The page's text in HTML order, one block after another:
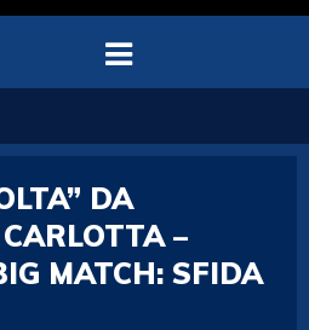
DA
–
MATCH: SFIDA